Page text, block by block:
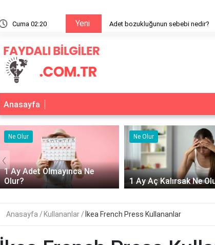
Cuma 02:20 Yeni Adet bozukluğunun sebebi
Anasayfa
Ne Olur
1 Ay Aç Kalırsak Ne Olur?
Ne Olur
0 Karbonhidrat
Olur?
‹
Anasayfa Kullananlar İkea French Press Kullananlar